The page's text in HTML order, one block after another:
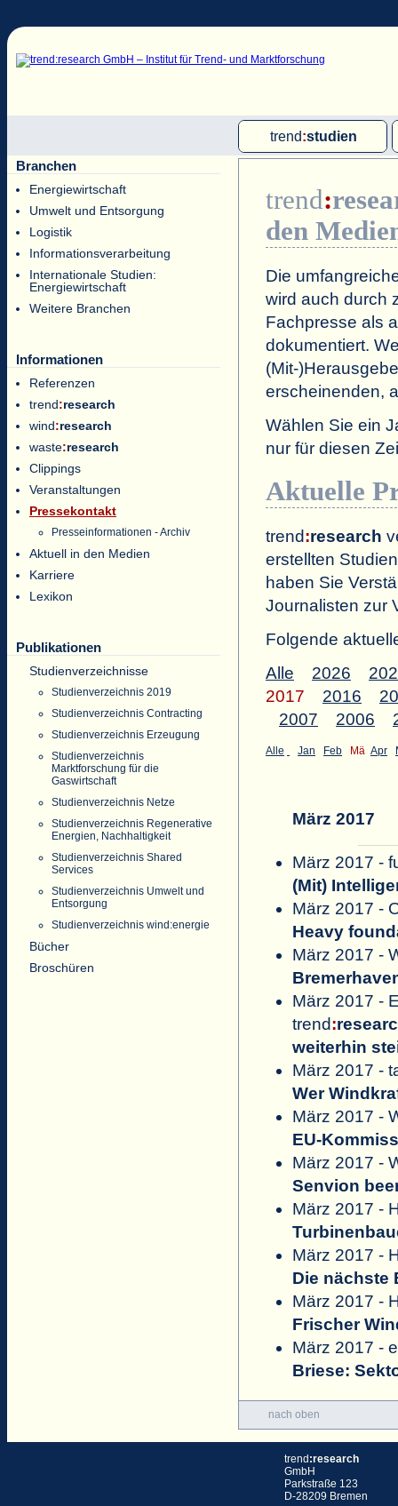
trend:studien
Single-Client-Studien
Internationale Markt Reports
Branchen
Energiewirtschaft
Umwelt und Entsorgung
Logistik
Informationsverarbeitung
Internationale Studien:
Energiewirtschaft
Weitere Branchen
Informationen
Referenzen
trend:research
wind:research
waste:research
Clippings
Veranstaltungen
Pressekontakt
Presseinformationen - Archiv
Aktuell in den Medien
Karriere
Lexikon
Publikationen
Studienverzeichnisse
Studienverzeichnis 2019
Studienverzeichnis Contracting
Studienverzeichnis Erzeugung
Studienverzeichnis
Marktforschung für die
Gaswirtschaft
Studienverzeichnis Netze
Studienverzeichnis Regenerative
Energien, Nachhaltigkeit
Studienverzeichnis Shared
Services
Studienverzeichnis Umwelt und
Entsorgung
Studienverzeichnis wind:energie
Bücher
Broschüren
trend:
den
Die
wird auch durch
Fachpresse als
dokumentiert.
(Mit-
erscheinenden,
Wählen Sie ein
nur für diesen
Aktuelle
trend:research
erstellten
haben Sie
Journalisten zur
Folgende
Alle
2026
2017
2016
2007
2006
Alle Jan Feb Mä Apr
März 2017
März 2017 -
(Mit)
März 2017 -
Heavy
März 2017 -
März 2017 -
trend:
weiterhin
März 2017 -
Wer
März 2017 -
EU-
März 2017 -
Senvion
März 2017 -
März 2017 -
Die nächste
März 2017 -
Frischer
März 2017 -
Briese:
nach oben
trend :research
GmbH
Parkstraße 123
D-28209 Bremen